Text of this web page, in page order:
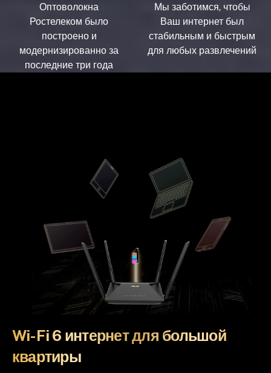
Оптоволокна
Ростелеком было
построено и
модернизированно за
последние три года
Мы заботимся, чтобы
Ваш интернет был
стабильным и быстрым
для любых развлечений
Wi-Fi 6 интернет для большой
квартиры